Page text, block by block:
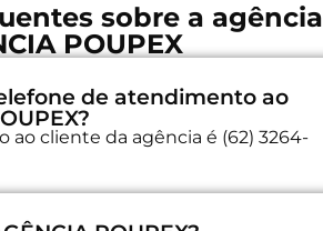
sobre a agência
POUPEX
de atendimento ao
cliente da agência é (62) 3264-